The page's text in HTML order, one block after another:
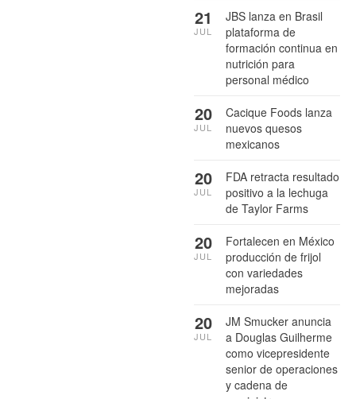
JBS lanza en Brasil
plataforma de
formación continua en
nutrición para
personal médico
21
JUL
Cacique Foods lanza
nuevos quesos
mexicanos
20
JUL
FDA retracta resultado
positivo a la lechuga
de Taylor Farms
20
JUL
Fortalecen en México
producción de frijol
con variedades
mejoradas
20
JUL
JM Smucker anuncia
a Douglas Guilherme
como vicepresidente
senior de operaciones
y cadena de
20
JUL